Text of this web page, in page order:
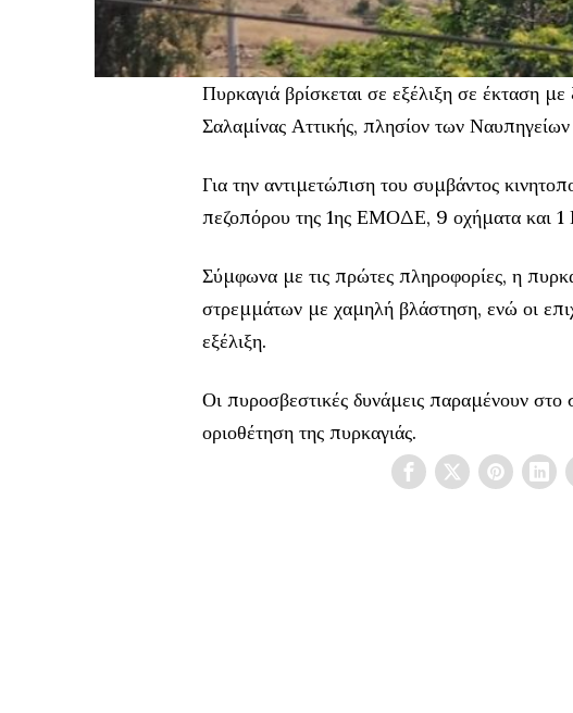
Πυρκαγιά βρίσκεται σε εξέλιξη σε έκταση
Σαλαμίνας Αττικής, πλησίον των
Για την αντιμετώπιση του συμβάντος
πεζοπόρου της 1ης ΕΜΟΔΕ, 9 οχήματα και
Σύμφωνα με τις πρώτες πληροφορίες, η
στρεμμάτων με χαμηλή βλάστηση, ενώ οι
εξέλιξη.
Οι πυροσβεστικές δυνάμεις παραμένουν στο
οριοθέτηση της πυρκαγιάς.